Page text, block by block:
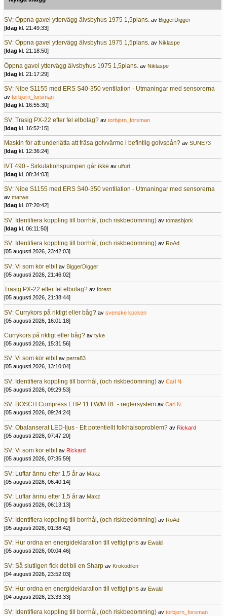
SV: Öppna gavel yttervägg älvsbyhus 1975 1,5plans. av BiggerDigger
[Idag kl. 21:49:33]
SV: Öppna gavel yttervägg älvsbyhus 1975 1,5plans. av Niklaspe
[ Idag kl. 21:18:50]
Öppna gavel yttervägg älvsbyhus 1975 1,5plans. av Niklaspe
[Idag kl. 21:17:29]
SV: Nibe S1155 med ERS S40-350 ventilation - Utmaningar med sensorerna
av torbjorn_forsman
[ Idag kl. 16:55:30]
SV: Trasig PX-22 efter fel elbolag? av torbjorn_forsman
[Idag kl. 16:52:15]
Maskin för att underlätta att fräsa golvvärme i befintlig golvspån? av SUNE73
[ Idag kl. 12:36:24]
IVT 490 - Sirkulationspumpen går ikke av ulfuri
[Idag kl. 08:34:03]
SV: Nibe S1155 med ERS S40-350 ventilation - Utmaningar med sensorerna
av marwe
[Idag kl. 07:20:42]
SV: Identifiera koppling till borrhål, (och riskbedömning) av tomasbjork
[Idag kl. 06:11:50]
SV: Identifiera koppling till borrhål, (och riskbedömning) av RoAd
[05 augusti 2026, 23:42:03]
SV: Vi som kör elbil av BiggerDigger
[05 augusti 2026, 21:46:02]
Trasig PX-22 efter fel elbolag? av forest.
[05 augusti 2026, 21:38:44]
SV: Currykors på riktigt eller båg? av svenske kocken
[05 augusti 2026, 16:01:18]
Currykors på riktigt eller båg? av tyke
[05 augusti 2026, 15:31:56]
SV: Vi som kör elbil av perra83
[05 augusti 2026, 13:10:04]
SV: Identifiera koppling till borrhål, (och riskbedömning) av Carl N
[05 augusti 2026, 09:29:53]
SV: BOSCH Compress EHP 11 LW/M RF - reglersystem av Carl N
[05 augusti 2026, 09:24:24]
SV: Obalanserat LED-ljus - Ett potentiellt folkhälsoproblem? av Rickard
[05 augusti 2026, 07:47:20]
SV: Vi som kör elbil av Rickard
[05 augusti 2026, 07:35:59]
SV: Luftar ännu efter 1,5 år av Maxz
[05 augusti 2026, 06:40:14]
SV: Luftar ännu efter 1,5 år av Maxz
[05 augusti 2026, 06:13:13]
SV: Identifiera koppling till borrhål, (och riskbedömning) av RoAd
[05 augusti 2026, 01:38:42]
SV: Hur ordna en energideklaration till vettigt pris av Ewald
[05 augusti 2026, 00:04:46]
SV: Så slutligen fick det bli en Sharp av Krokodilen
[04 augusti 2026, 23:52:03]
SV: Hur ordna en energideklaration till vettigt pris av Ewald
[04 augusti 2026, 23:33:33]
SV: Identifiera koppling till borrhål, (och riskbedömning) av torbjorn_forsman